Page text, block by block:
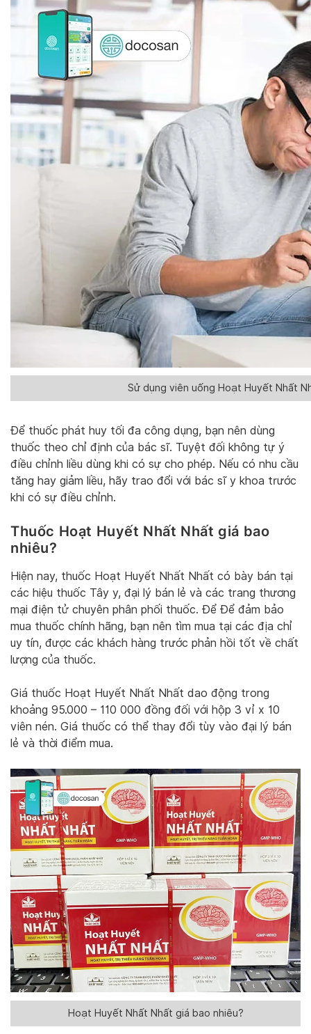
Sử dụng viên uống Hoạt Huyết Nhất
Để thuốc phát huy tối đa công dụng, bạn nên dùng
thuốc theo chỉ định của bác sĩ. Tuyệt đối không tự ý
điều chỉnh liều dùng khi có sự cho phép. Nếu có nhu cầu
tăng hay giảm liều, hãy trao đổi với bác sĩ y khoa trước
khi có sự điều chỉnh.
Thuốc Hoạt Huyết Nhất Nhất giá bao
nhiêu?
Hiện nay, thuốc Hoạt Huyết Nhất Nhất có bày bán tại
các hiệu thuốc Tây y, đại lý bán lẻ và các trang thương
mại điện tử chuyên phân phối thuốc. Để Để đảm bảo
mua thuốc chính hãng, bạn nên tìm mua tại các địa chỉ
uy tín, được các khách hàng trước phản hồi tốt về chất
lượng của thuốc.
Giá thuốc Hoạt Huyết Nhất Nhất dao động trong
khoảng 95.000 – 110 000 đồng đối với hộp 3 vỉ x 10
viên nén. Giá thuốc có thể thay đổi tùy vào đại lý bán
lẻ và thời điểm mua.
Hoạt Huyết Nhất Nhất giá bao nhiêu?